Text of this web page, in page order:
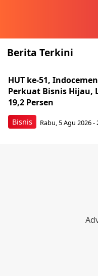
Berita Terkini
Bisnis
HUT ke-51,
Perkuat Bisnis Hijau,
19,2 Persen
Rabu, 5 Agu 2026 -